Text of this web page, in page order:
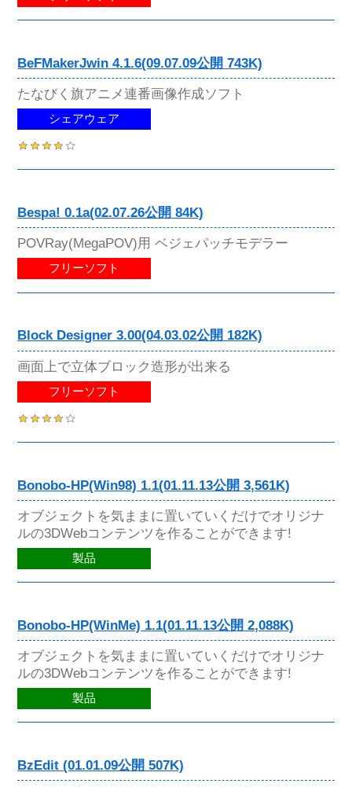
BeFMakerJwin 4.1.6(09.07.09公開 743K)
たなびく旗アニメ連番画像作成ソフト
シェアウェア
Bespa! 0.1a(02.07.26公開 84K)
POVRay(MegaPOV)用 ベジェパッチモデラー
フリーソフト
Block Designer 3.00(04.03.02公開 182K)
画面上で立体ブロック造形が出来る
フリーソフト
Bonobo-HP(Win98) 1.1(01.11.13公開 3,561K)
オブジェクトを気ままに置いていくだけでオリジナ
ルの3DWebコンテンツを作ることができます!
製品
Bonobo-HP(WinMe) 1.1(01.11.13公開 2,088K)
オブジェクトを気ままに置いていくだけでオリジナ
ルの3DWebコンテンツを作ることができます!
製品
BzEdit (01.01.09公開 507K)